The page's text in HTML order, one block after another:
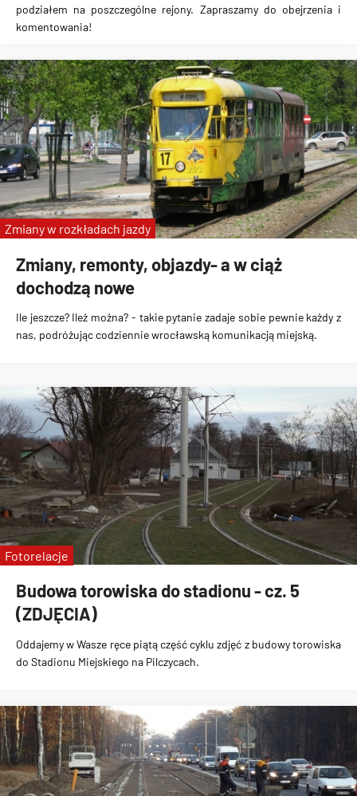
podziałem na poszczególne rejony. Zapraszamy do obejrzenia i
komentowania!
Zmiany, remonty, objazdy- a w ciąż
dochodzą nowe
Ile jeszcze? Ileż można? - takie pytanie zadaje sobie pewnie każdy z
nas, podróżując codziennie wrocławską komunikacją miejską.
Zmiany w rozkładach jazdy
Budowa torowiska do stadionu - cz. 5
(ZDJĘCIA)
Oddajemy w Wasze ręce piątą część cyklu zdjęć z budowy torowiska
do Stadionu Miejskiego na Pilczycach.
Fotorelacje